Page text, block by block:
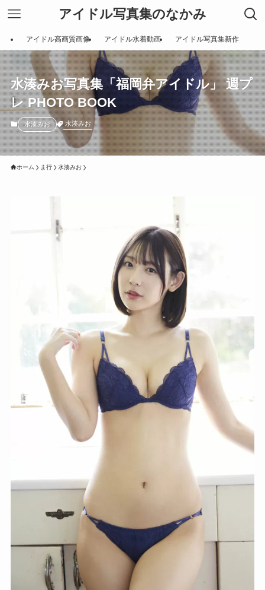
アイドル写真集のなかみ
アイドル高画質画像 アイドル水着動画 アイドル写真集新作
水湊みお写真集「福岡弁アイドル」 週プ
レ PHOTO BOOK
水湊みお 水湊みお
ホーム ま行 水湊みお